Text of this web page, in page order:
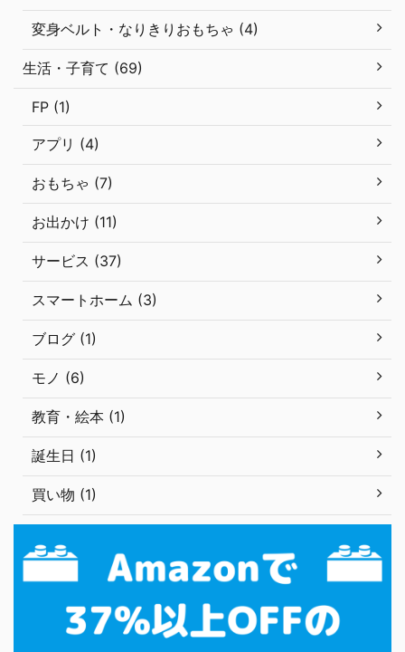
変身ベルト・なりきりおもちゃ (4)
生活・子育て (69)
FP (1)
アプリ (4)
おもちゃ (7)
お出かけ (11)
サービス (37)
スマートホーム (3)
ブログ (1)
モノ (6)
教育・絵本 (1)
誕生日 (1)
買い物 (1)